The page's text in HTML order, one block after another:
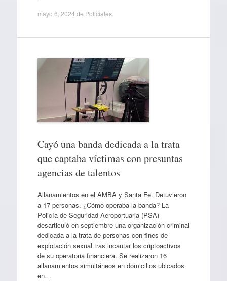
mayo 6, 2024 de Policiales.
Cayó una banda dedicada a la trata
que captaba víctimas con presuntas
agencias de talentos
Allanamientos en el AMBA y Santa Fe. Detuvieron
a 17 personas. ¿Cómo operaba la banda? La
Policía de Seguridad Aeroportuaria (PSA)
desarticuló en septiembre una organización criminal
dedicada a la trata de personas con fines de
explotación sexual tras incautar los criptoactivos
de su operatoria financiera. Se realizaron 16
allanamientos simultáneos en domicilios ubicados
en…